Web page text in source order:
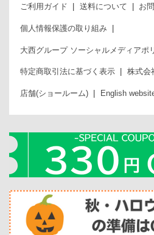
ご利用ガイド 送料について お
個人情報保護の取り組み
大西グループ ソーシャルメディアポ
特定商取引法に基づく表示 株式会
店舗(ショールーム) English